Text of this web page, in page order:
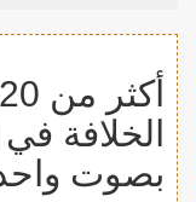
الخلافة
بصوت